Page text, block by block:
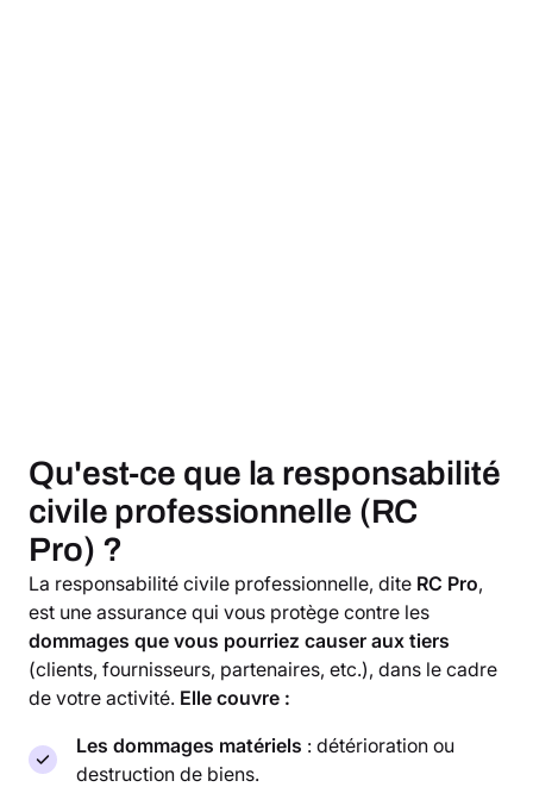
Qu'est-ce que la responsabilité
civile professionnelle (RC
Pro) ?
La responsabilité civile professionnelle, dite RC Pro,
est une assurance qui vous protège contre les
dommages que vous pourriez causer aux tiers
(clients, fournisseurs, partenaires, etc.), dans le cadre
de votre activité. Elle couvre :
Les dommages matériels : détérioration ou
destruction de biens.